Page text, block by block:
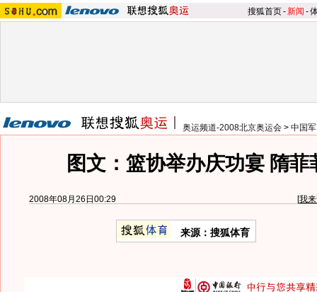
搜狐首页-新闻 -
奥运频道-2008北京奥运会 > 中国
图文：篮协举办庆功宴 隋菲
2008年08月26日00:29 [我
来源：搜狐体育